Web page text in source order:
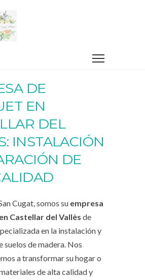
DE
EN
DEL
INSTALACIÓN
DE
Cugat, somos su empresa
Castellar del Vallès de
en la instalación y
suelos de madera. Nos
a transformar su hogar o
de alta calidad y